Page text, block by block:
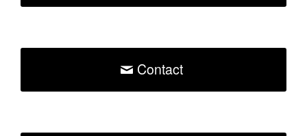
Contact